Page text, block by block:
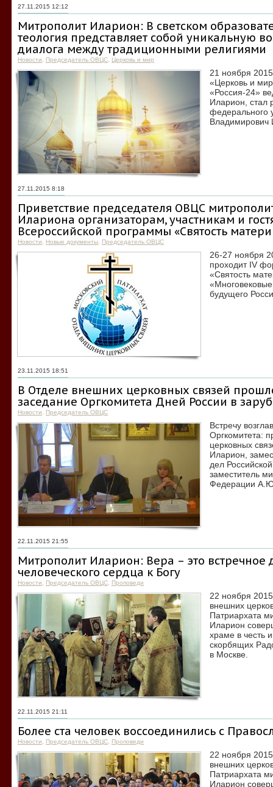
27.11.2015 12:12
Митрополит Иларион: В светском
теология представляет собой уникальную
диалога между традиционными религиями
Новости Председатель ОВЦС Церковь и мир
21 ноября
«Церковь и
«Россия-24»
Иларион, стал
федерального
Владимирович
27.11.2015 8:18
Приветствие председателя ОВЦС
Илариона организаторам, участникам и
Всероссийской программы «Святость
Новости Новые документы Председатель ОВЦС
26-27 ноября
проходит IV
«Святость
будущего
23.11.2015 18:51
В Отделе внешних церковных связей
заседание Оргкомитета Дней России в
Новости Председатель ОВЦС
Встречу
Оргкомитета:
церковных
Иларион,
дел
заместитель
Федерации
22.11.2015 21:55
Митрополит Иларион: Вера – это встречное
человеческого сердца к Богу
Новости Председатель ОВЦС Проповеди
22 ноября
внешних
Патриархата
Иларион
храме в честь
скорбящих
в Москве.
22.11.2015 21:11
Более ста человек воссоединились с
Новости Председатель ОВЦС Проповеди
22 ноября
внешних
Патриархата
Иларион